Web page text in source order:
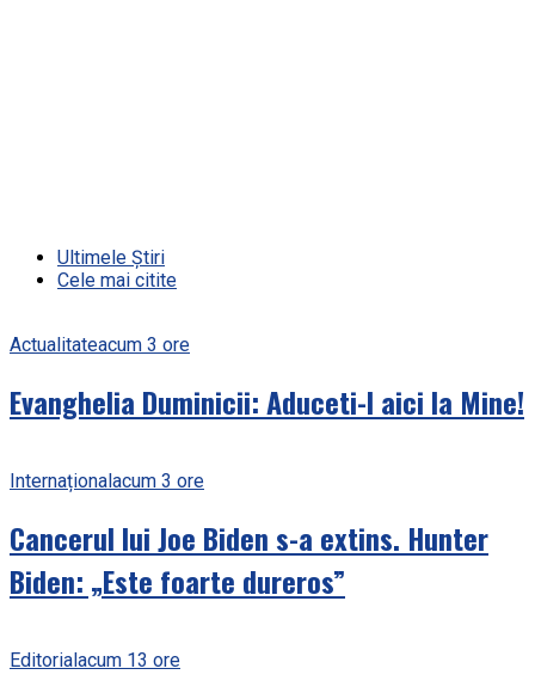
Ultimele Știri
Cele mai citite
Actualitateacum 3 ore
Evanghelia Duminicii: Aduceti-l aici la Mine!
Internaționalacum 3 ore
Cancerul lui Joe Biden s-a extins. Hunter
Biden: „Este foarte dureros”
Editorialacum 13 ore